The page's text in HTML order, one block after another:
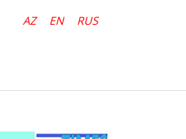
AZ EN RUS